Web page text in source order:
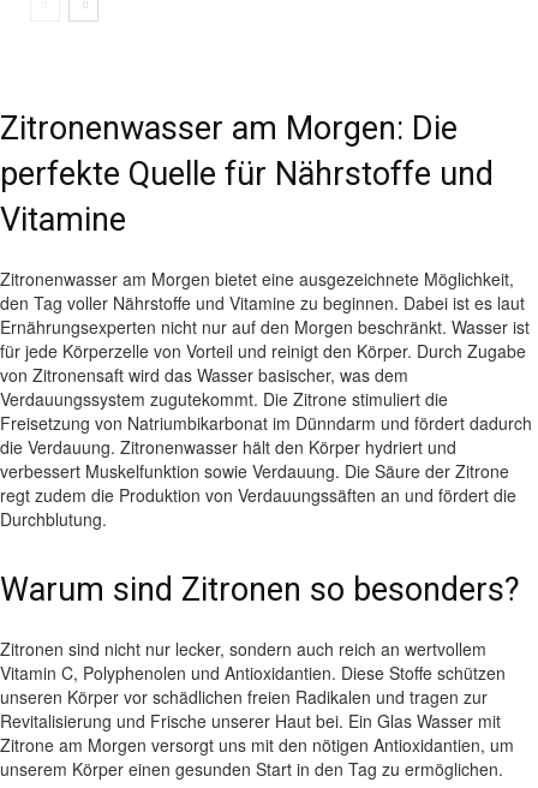
Zitronenwasser am Morgen: Die
perfekte Quelle für Nährstoffe und
Vitamine
Zitronenwasser am Morgen bietet eine ausgezeichnete Möglichkeit,
den Tag voller Nährstoffe und Vitamine zu beginnen. Dabei ist es laut
Ernährungsexperten nicht nur auf den Morgen beschränkt. Wasser ist
für jede Körperzelle von Vorteil und reinigt den Körper. Durch Zugabe
von Zitronensaft wird das Wasser basischer, was dem
Verdauungssystem zugutekommt. Die Zitrone stimuliert die
Freisetzung von Natriumbikarbonat im Dünndarm und fördert dadurch
die Verdauung. Zitronenwasser hält den Körper hydriert und
verbessert Muskelfunktion sowie Verdauung. Die Säure der Zitrone
regt zudem die Produktion von Verdauungssäften an und fördert die
Durchblutung.
Warum sind Zitronen so besonders?
Zitronen sind nicht nur lecker, sondern auch reich an wertvollem
Vitamin C, Polyphenolen und Antioxidantien. Diese Stoffe schützen
unseren Körper vor schädlichen freien Radikalen und tragen zur
Revitalisierung und Frische unserer Haut bei. Ein Glas Wasser mit
Zitrone am Morgen versorgt uns mit den nötigen Antioxidantien, um
unserem Körper einen gesunden Start in den Tag zu ermöglichen.